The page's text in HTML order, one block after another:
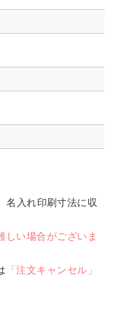
名入れ印刷寸法に収
い場合がございま
「注文キャンセル」